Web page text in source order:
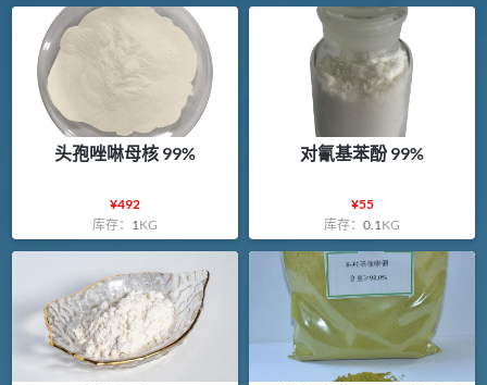
头孢唑啉母核 99%
¥492
库存： 1 KG
对氰基苯酚 99%
¥55
库存：0.1 KG